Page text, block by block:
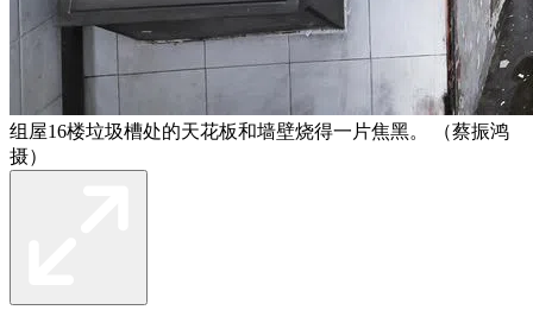
组屋16楼垃圾槽处的天花板和墙壁烧得一片焦黑。 （蔡振鸿
摄）